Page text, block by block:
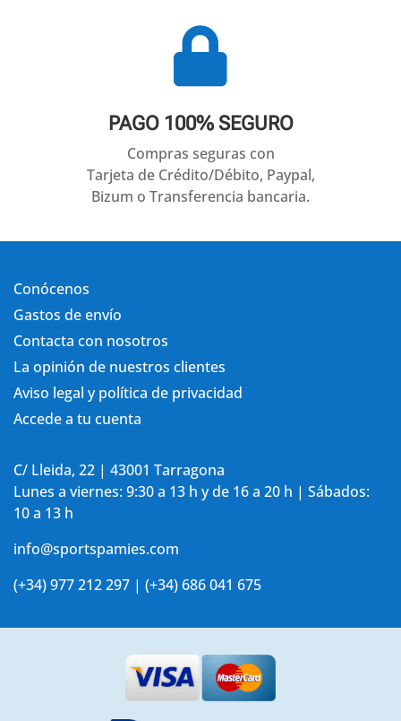

PAGO 100% SEGURO
Compras seguras con
Tarjeta de Crédito/Débito, Paypal,
Bizum o Transferencia bancaria.
Conócenos
Gastos de envío
Contacta con nosotros
La opinión de nuestros clientes
Aviso legal y política de privacidad
Accede a tu cuenta
C/ Lleida, 22 | 43001 Tarragona
Lunes a viernes: 9:30 a 13 h y de 16 a 20 h | Sábados:
10 a 13 h
info@sportspamies.com
(+34) 977 212 297 | (+34) 686 041 675